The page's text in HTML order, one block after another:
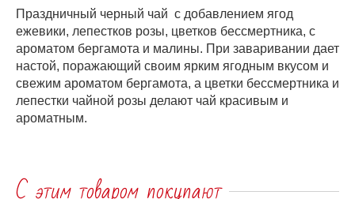
Праздничный черный чай с добавлением ягод
ежевики, лепестков розы, цветков бессмертника, с
ароматом бергамота и малины. При заваривании дает
настой, поражающий своим ярким ягодным вкусом и
свежим ароматом бергамота, а цветки бессмертника и
лепестки чайной розы делают чай красивым и
ароматным.